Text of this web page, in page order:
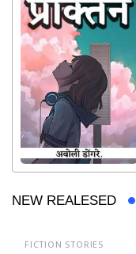
NEW REALESED
FICTION STORIES